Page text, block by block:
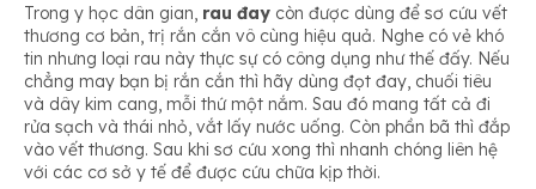
Trong y học dân gian, rau đay còn được dùng để sơ cứu vết
thương cơ bản, trị rắn cắn vô cùng hiệu quả. Nghe có vẻ khó
tin nhưng loại rau này thực sự có công dụng như thế đấy. Nếu
chẳng may bạn bị rắn cắn thì hãy dùng đọt đay, chuối tiêu
và dây kim cang, mỗi thứ một nắm. Sau đó mang tất cả đi
rửa sạch và thái nhỏ, vắt lấy nước uống. Còn phần bã thì đắp
vào vết thương. Sau khi sơ cứu xong thì nhanh chóng liên hệ
với các cơ sở y tế để được cứu chữa kịp thời.